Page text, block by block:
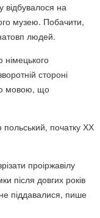
відбувалося на
музею. Побачити,
людей.
стороні
мовою, що
початку ХХ
проіржавілу
після довгих років
піддавалися, пише